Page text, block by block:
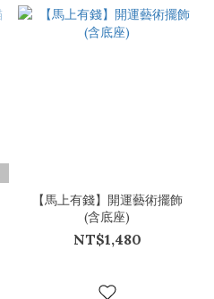
【馬上有錢】開運藝術擺飾
(含底座)
NT$1,480